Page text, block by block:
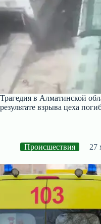
Трагедия в Алматинской
результате взрыва цеха
Происшествия 27